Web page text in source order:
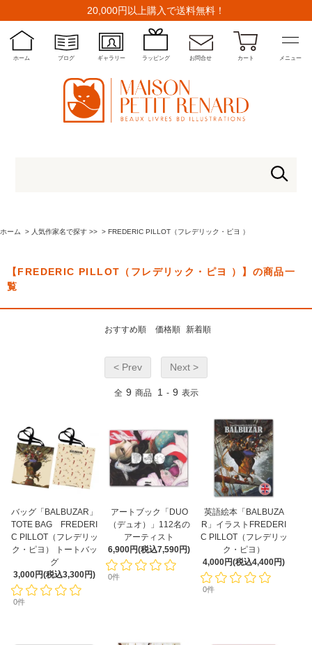
20,000円以上購入で送料無料！
ホーム ブログ ギャラリー ラッピング お問合せ カート メニュー
ホーム > 人気作家名で探す >> > FREDERIC PILLOT（フレデリック・ピヨ ）
【FREDERIC PILLOT（フレデリック・ピヨ ）】の商品一
覧
おすすめ順 価格順 新着順
< Prev Next >
全 9 商品 1 - 9 表示
バッグ「BALBUZAR」
TOTE BAG FREDERI
C PILLOT（フレデリッ
ク・ピヨ） トートバッ
グ
3,000円(税込3,300円)
0件
アートブック「DUO
（デュオ）」112名の
アーティスト
6,900円(税込7,590円)
0件
英語絵本「BALBUZA
R」イラストFREDERI
C PILLOT（フレデリッ
ク・ピヨ）
4,000円(税込4,400円)
0件